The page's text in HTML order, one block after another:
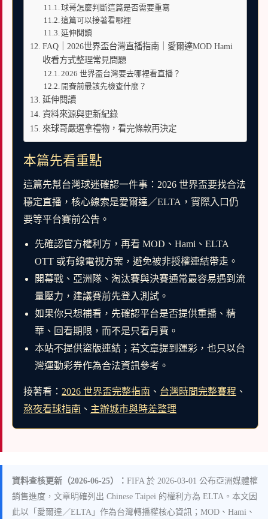
球哥怎麼判斷這篇是否需要重寫
這篇可以接著看哪裡
延伸閱讀
FAQ｜2026世界盃台灣直播指南｜愛爾達MOD Hami
收看方式整理常見問題
2026 世界盃台灣要去哪裡看直播？
開賽前最該先檢查什麼？
延伸閱讀
資料來源與更新紀錄
來球哥嚴選拿禮物，看完條款再決定
本篇先看重點
這篇先幫台灣球迷確認一件事：2026 世界盃要找合法
穩定直播，核心線索是愛爾達／ELTA，實際入口仍
要等平台賽前公告。
先確認官方權利方，再看 MOD、Hami、ELTA
OTT 或有線電視方案，避免被非授權連結帶走。
開幕戰、亞洲隊、淘汰賽與決賽通常最容易遇到流
量壓力，建議賽前先登入測試。
如果你只想補看，先確認平台是否提供重播、精
華、回看期限，而不是只看月費。
本站不提供盜版連結；若文章提到運彩，也只以台
灣運動彩券作為合法資訊參考。
接著看： 2026 世界盃完整指南 、 台灣時間完整賽程 、
熬夜看球指南 、 主辦城市與時差整理
資料查核更新（2026-06-25）： FIFA 於 2026-03-01 公布亞洲媒體權
銷售進度，文章明確列出 Chinese Taipei 的權利方為 ELTA。本文因
此以「愛爾達／ELTA」作為台灣轉播權核心資訊；MOD、Hami、